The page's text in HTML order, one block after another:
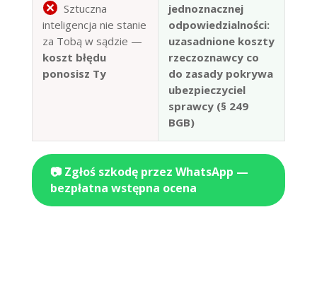
Sztuczna
inteligencja nie stanie
za Tobą w sądzie —
koszt błędu
ponosisz Ty
jednoznacznej
odpowiedzialności:
uzasadnione koszty
rzeczoznawcy co
do zasady pokrywa
ubezpieczyciel
sprawcy (§ 249
BGB)
📷 Zgłoś szkodę przez WhatsApp —
bezpłatna wstępna ocena